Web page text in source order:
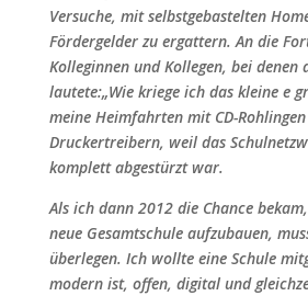
Versuche, mit selbstgebastelten
Fördergelder zu ergattern. An die
Kolleginnen und Kollegen, bei denen
lautete:„Wie kriege ich das kleine e
meine Heimfahrten mit CD-
Druckertreibern, weil das
komplett abgestürzt war.
Als ich dann 2012 die Chance
neue Gesamtschule aufzubauen,
überlegen. Ich wollte eine Schule
modern ist, offen, digital und